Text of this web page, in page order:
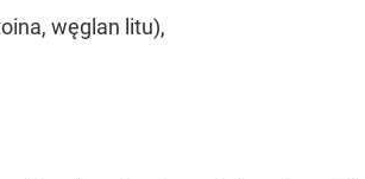
węglan litu),